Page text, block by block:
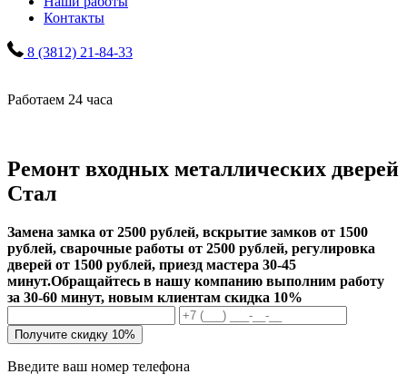
Контакты
8 (3812) 21-84-33
Работаем 24 часа
Ремонт входных металлических дверей
Стал
Замена замка от 2500 рублей, вскрытие замков от 1500
рублей, сварочные работы от 2500 рублей, регулировка
дверей от 1500 рублей, приезд мастера 30-45
минут.Обращайтесь в нашу компанию выполним работу
за 30-60 минут, новым клиентам скидка 10%
Получите скидку 10%
Введите ваш номер телефона